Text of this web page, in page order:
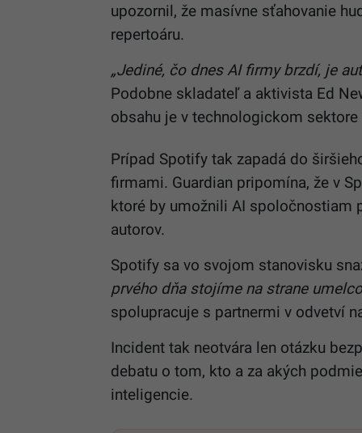
upozornil, že masívne sťahovanie
repertoáru.
„Jediné, čo dnes AI firmy brzdí, je
Podobne skladateľ a aktivista Ed
obsahu je v technologickom sektore
Prípad Spotify tak zapadá do
firmami. Guardian pripomína, že v
ktoré by umožnili AI spoločnostiam
autorov.
Spotify sa vo svojom stanovisku
prvého dňa stojíme na strane
spolupracuje s partnermi v odvetví
Incident tak neotvára len otázku
debatu o tom, kto a za akých
inteligencie.